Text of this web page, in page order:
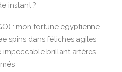
instant ?
: mon fortune egyptienne
spins dans fétiches agiles
impeccable brillant artères